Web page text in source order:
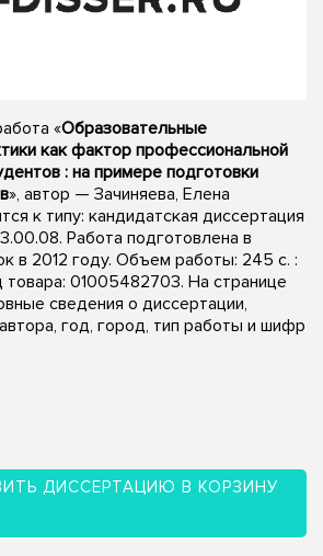
«Образовательные
как фактор профессиональной
: на примере подготовки
», автор — Зачиняева, Елена
к типу: кандидатская диссертация
Работа подготовлена в
в 2012 году. Объем работы: 245 с. :
товара: 01005482703. На странице
сведения о диссертации,
год, город, тип работы и шифр
ДИССЕРТАЦИЮ В КОРЗИНУ